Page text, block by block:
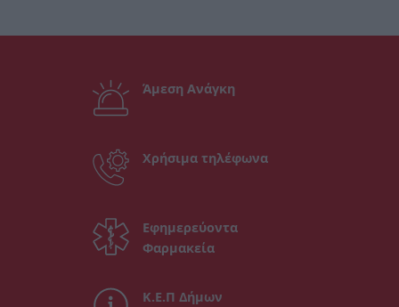
Άμεση Ανάγκη
Χρήσιμα τηλέφωνα
Εφημερεύοντα
Φαρμακεία
Κ.Ε.Π Δήμων